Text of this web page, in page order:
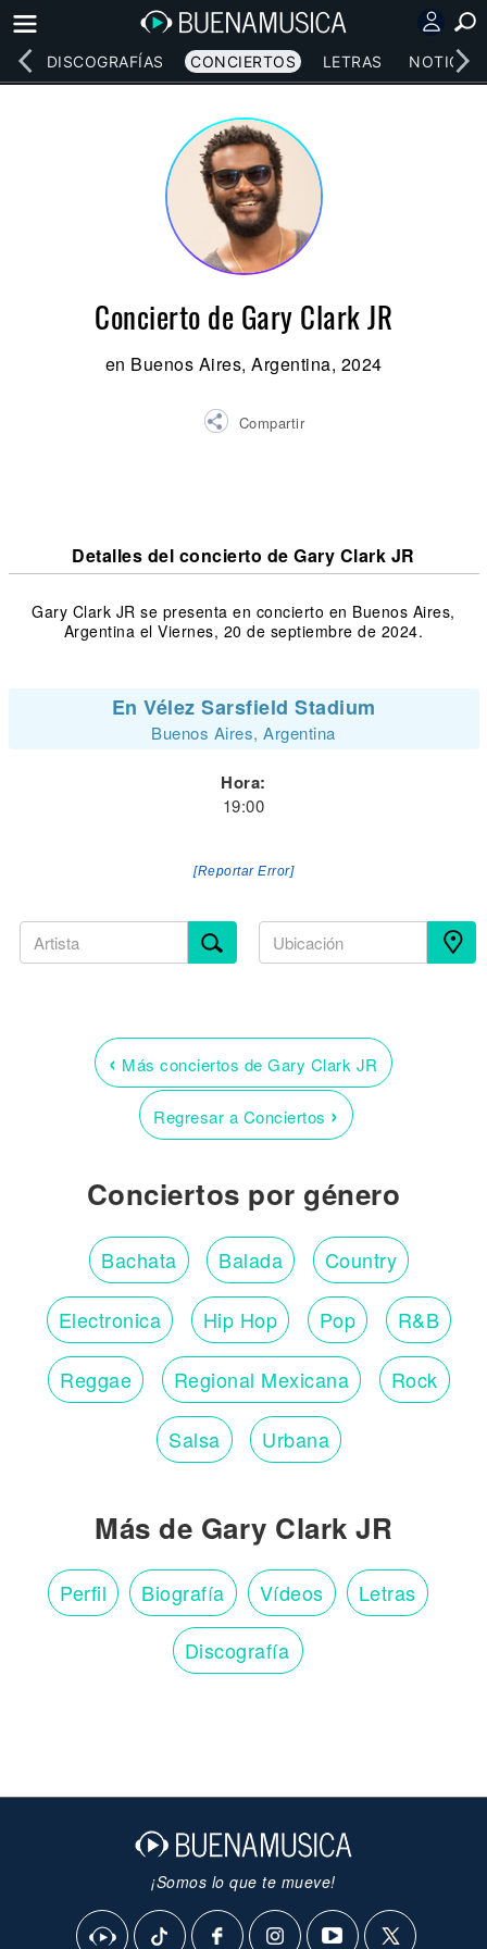
DISCOGRAFÍAS CONCIERTOS LETRAS NOTICIAS
Concierto de Gary Clark JR
en Buenos Aires, Argentina, 2024
Compartir
Detalles del concierto de Gary Clark JR
Gary Clark JR se presenta en concierto en Buenos Aires,
Argentina el Viernes, 20 de septiembre de 2024.
En Vélez Sarsfield Stadium
Buenos Aires, Argentina
Hora:
19:00
[Reportar Error]
‹ Más conciertos de Gary Clark JR
Regresar a Conciertos ›
Conciertos por género
Bachata Balada Country
Electronica Hip Hop Pop R&B
Reggae Regional Mexicana Rock
Salsa Urbana
Más de Gary Clark JR
Perfil Biografía Vídeos Letras
Discografía
¡Somos lo que te mueve!